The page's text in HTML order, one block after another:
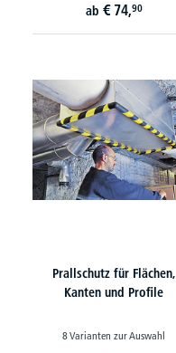
ab € 74,90
Prallschutz für Flächen,
Kanten und Profile
8 Varianten zur Auswahl